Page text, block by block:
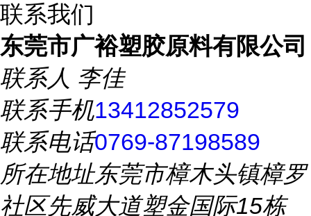
联系我们
东莞市广裕塑胶原料有限公司
联系人 李佳
联系手机13412852579
联系电话0769-87198589
所在地址东莞市樟木头镇樟罗
社区先威大道塑金国际15栋